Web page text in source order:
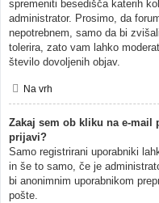
spremeniti besedišča katerih
administrator. Prosimo, da
nepotrebnem, samo da bi
tolerira, zato vam lahko
število dovoljenih objav.
Na vrh
Zakaj sem ob kliku na e-mail
prijavi?
Samo registrirani uporabniki
in še to samo, če je
bi anonimnim uporabnikom
pošte.